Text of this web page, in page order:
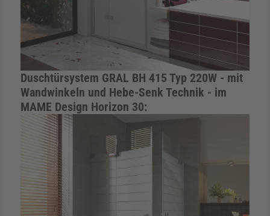
Duschtürsystem GRAL BH 415 Typ 220W - mit
Wandwinkeln und Hebe-Senk Technik - im
MAME Design Horizon 30: